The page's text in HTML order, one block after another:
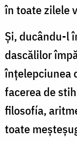
în toate zilele
Și, ducându-l
dascălilor
înțelepciunea
facerea de
filosofía,
toate